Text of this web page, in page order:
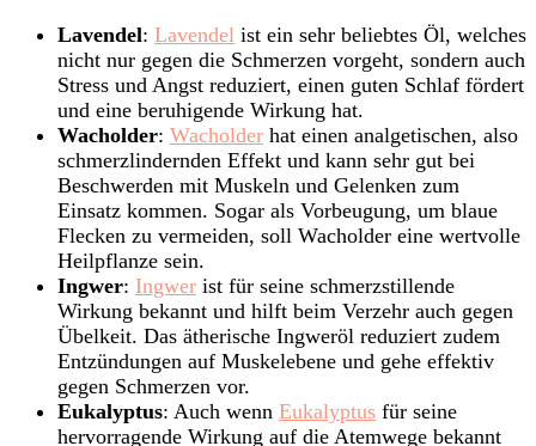
Lavendel: Lavendel ist ein sehr beliebtes Öl, welches
nicht nur gegen die Schmerzen vorgeht, sondern auch
Stress und Angst reduziert, einen guten Schlaf fördert
und eine beruhigende Wirkung hat.
Wacholder: Wacholder hat einen analgetischen, also
schmerzlindernden Effekt und kann sehr gut bei
Beschwerden mit Muskeln und Gelenken zum
Einsatz kommen. Sogar als Vorbeugung, um blaue
Flecken zu vermeiden, soll Wacholder eine wertvolle
Heilpflanze sein.
Ingwer: Ingwer ist für seine schmerzstillende
Wirkung bekannt und hilft beim Verzehr auch gegen
Übelkeit. Das ätherische Ingweröl reduziert zudem
Entzündungen auf Muskelebene und gehe effektiv
gegen Schmerzen vor.
Eukalyptus: Auch wenn Eukalyptus für seine
hervorragende Wirkung auf die Atemwege bekannt